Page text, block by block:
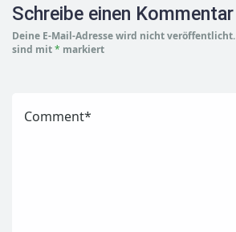
Schreibe einen Kommentar
Deine E-Mail-Adresse wird nicht veröffentlicht.
sind mit* markiert